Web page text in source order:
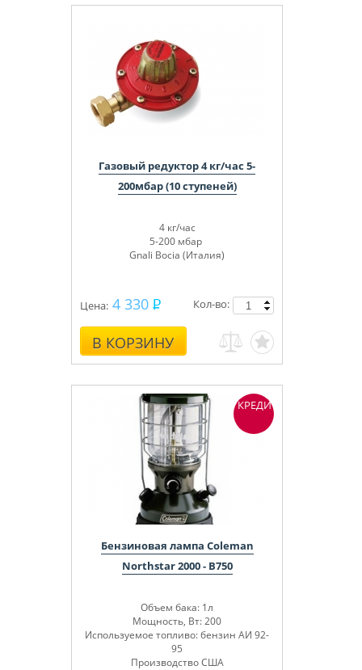
Газовый редуктор 4 кг/час 5-
200мбар (10 ступеней)
4 кг/час
5-200 мбар
Gnali Bocia (Италия)
Цена: 4 330
В КОРЗИНУ
Кол-во:
Бензиновая лампа Coleman
Northstar 2000 - B750
Объем бака: 1л
Мощность, Вт: 200
Используемое топливо: бензин АИ 92-
95
Производство США
КРЕДИТ